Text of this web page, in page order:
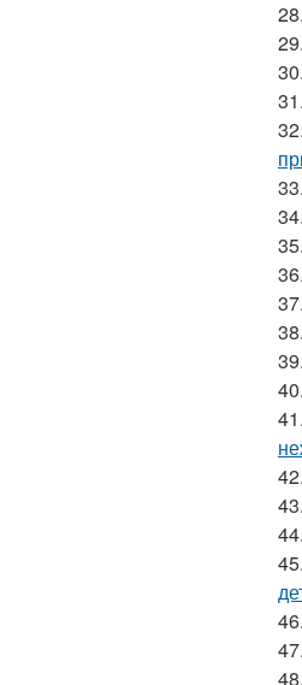
28.
29.
30.
31.
32.
33.
34.
35.
36.
37.
38.
39.
40.
41.
42.
43.
44.
45.
46.
47.
48.